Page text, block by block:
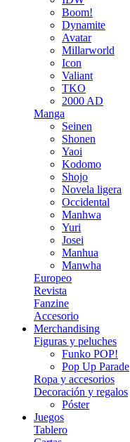
Boom!
Dynamite
Avatar
Millarworld
Icon
Valiant
TKO
2000 AD
Manga
Seinen
Shonen
Yaoi
Kodomo
Shojo
Novela ligera
Occidental
Manhwa
Yuri
Josei
Manhua
Manwha
Europeo
Revista
Fanzine
Accesorio
Merchandising
Figuras y peluches
Funko POP!
Pop Up Parade
Ropa y accesorios
Decoración y regalos
Póster
Juegos
Tablero